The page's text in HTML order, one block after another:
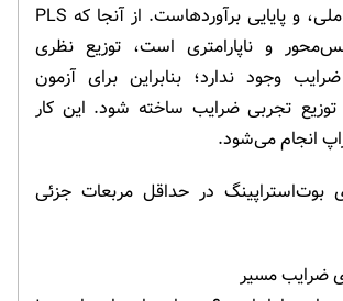
مسیر، بارهای عاملی، و پایایی برآوردهاست. از آنجا که PLS
و ناپارامتری است، توزیع نظری
وجود ندارد؛ بنابراین برای آزمون
توزیع تجربی ضرایب ساخته شود. این کار
انجام می‌شود.
بوت‌استراپینگ در حداقل مربعات جزئی